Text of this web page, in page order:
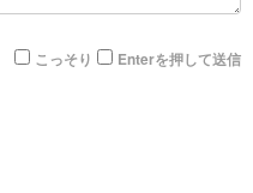
こっそり Enterを押して送信